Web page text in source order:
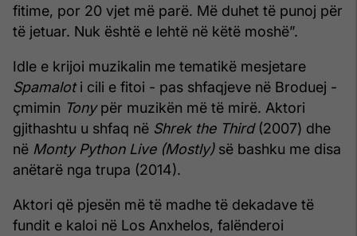
fitime, por 20 vjet më parë. Më duhet të punoj për
të jetuar. Nuk është e lehtë në këtë moshë”.
Idle e krijoi muzikalin me tematikë mesjetare
Spamaloti cili e fitoi - pas shfaqjeve në Broduej -
çmimin Tonypër muzikën më të mirë. Aktori
gjithashtu u shfaq në Shrek the Third(2007) dhe
në Monty Python Live (Mostly) së bashku me disa
anëtarë nga trupa (2014).
Aktori që pjesën më të madhe të dekadave të
fundit e kaloi në Los Anxhelos, falënderoi